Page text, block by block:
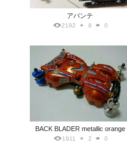
アバンテ
2192 8 0
BACK BLADER metallic orange
1911 2 0